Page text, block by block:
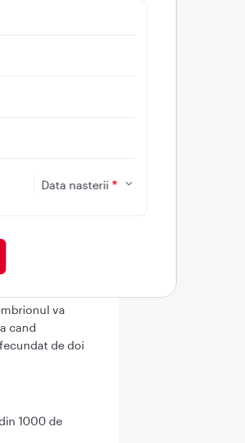
si prezenta
In
cromozom
mama. Intr-o
cromozomi
sunt
va
cand
de doi
1000 de
Data nasterii